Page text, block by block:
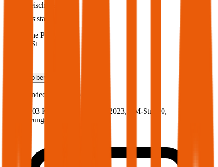
Freischaden
Assistance
Monatliche Prämie
inkl. mVSt.
Teilkasko berechnen
Mondeo, Vollkasko
140 PS/103 KW, benzin, Baujahr 2023, BM-Stufe 0,
Versicherungsnehmer 30 Jahre